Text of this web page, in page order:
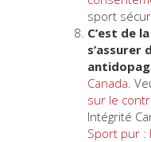
sport
C’est de
s’assurer
Canada.
sur le
Intégrité
Sport pur :